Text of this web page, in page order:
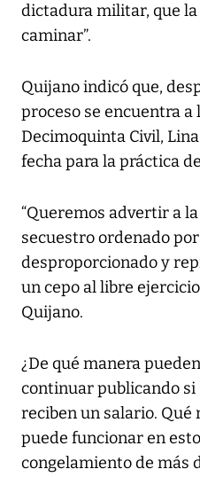
dictadura militar, que la
caminar”.
Quijano indicó que,
proceso se encuentra a
Decimoquinta Civil,
fecha para la práctica
“Queremos advertir a
secuestro ordenado
desproporcionado y
un cepo al libre
Quijano.
¿De qué manera
continuar publicando si
reciben un salario.
puede funcionar en
congelamiento de más